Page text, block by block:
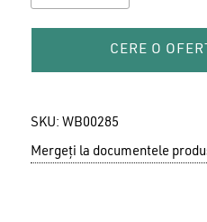
CERE O
SKU: WB00285
Mergeți la documentele